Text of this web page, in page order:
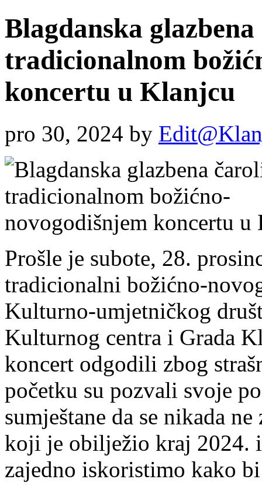
Blagdanska
tradicionalnom
koncertu u Klanjcu
pro 30, 2024 by
Prošle je subote, 28.
tradicionalni božićno-
Kulturno-umjetničkog
Kulturnog centra i Grada
koncert odgodili zbog
početku su pozvali svoje
sumještane da se nikada
koji je obilježio kraj 2024.
zajedno iskoristimo kako